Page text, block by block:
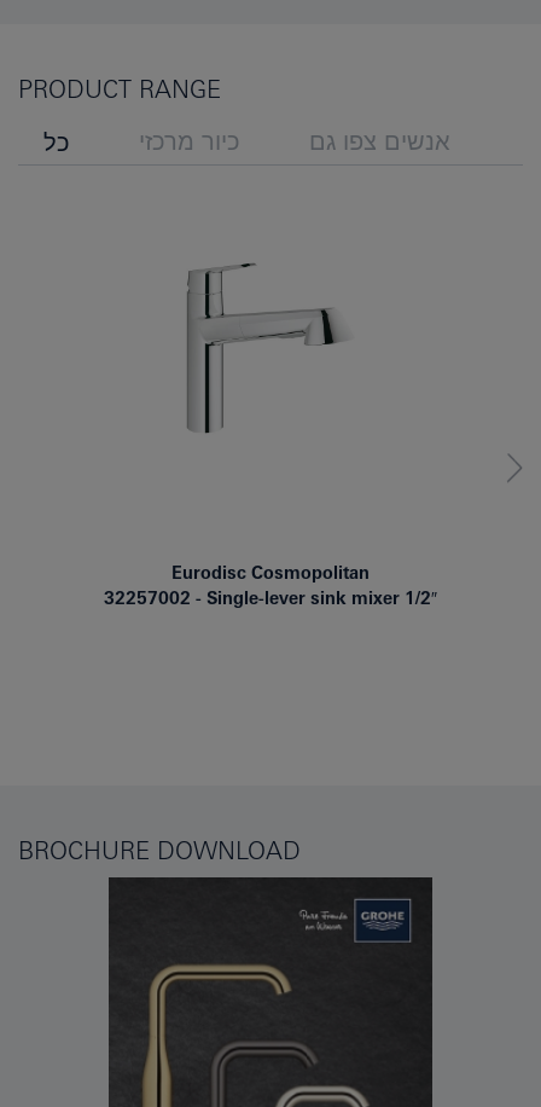
PRODUCT RANGE
כל כיור מרכזי אנשים צפו גם
Eurodisc Cosmopolitan
Single-lever sink mixer 1/2″
32257002
BROCHURE DOWNLOAD